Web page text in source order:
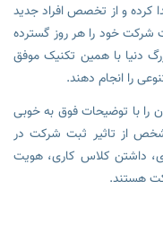
کرده و از تخصص افراد جدید
شرکت خود را هر روز گسترده
دنیا با همین تکنیک موفق
را انجام دهند.
را با توضیحات فوق به خوبی
از تاثیر ثبت شرکت در
داشتن کلاس کاری، هویت
هستند.